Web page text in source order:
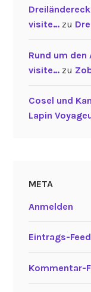
visite…zu
Rund um den
visite…zu
Cosel und
Lapin
META
Anmelden
Eintrags-Feed
Kommentar-